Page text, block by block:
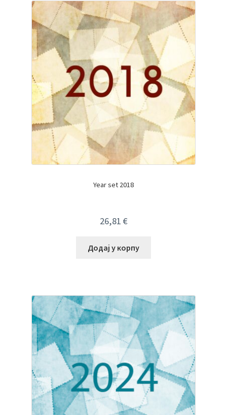
Year set 2018
26,81 €
Додај у корпу